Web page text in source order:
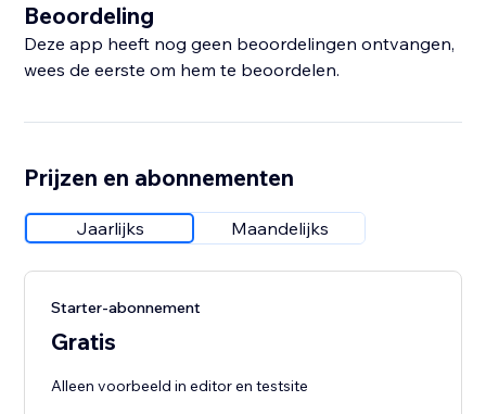
Beoordeling
Deze app heeft nog geen beoordelingen ontvangen,
wees de eerste om hem te beoordelen.
Prijzen en abonnementen
Jaarlijks Maandelijks
Starter-abonnement
Gratis
Alleen voorbeeld in editor en testsite